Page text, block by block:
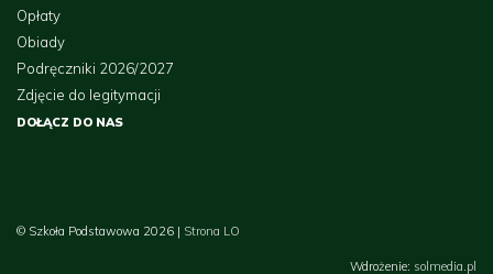
Opłaty
Obiady
Podręczniki 2026/2027
Zdjęcie do legitymacji
DOŁĄCZ DO NAS
© Szkoła Podstawowa 2026 | Strona LO
Wdrożenie: solmedia.pl